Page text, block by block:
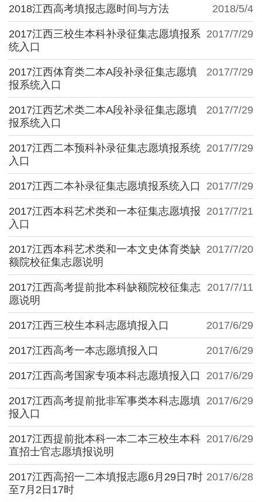
2018/5/4
2018江西高考填报志愿时间与方法
2017/7/29
2017江西三校生本科补录征集志愿填报系
统入口
2017/7/29
2017江西体育类二本A段补录征集志愿填
报系统入口
2017/7/29
2017江西艺术类二本A段补录征集志愿填
报系统入口
2017/7/29
2017江西二本预科补录征集志愿填报系统
入口
2017/7/29
2017江西二本补录征集志愿填报系统入口
2017/7/21
2017江西本科艺术类和一本征集志愿填报
入口
2017/7/20
2017江西本科艺术类和一本文史体育类缺
额院校征集志愿说明
2017/7/11
2017江西高考提前批本科缺额院校征集志
愿说明
2017/6/29
2017江西三校生本科志愿填报入口
2017/6/29
2017江西高考一本志愿填报入口
2017/6/29
2017江西高考国家专项本科志愿填报入口
2017/6/29
2017江西高考提前批非军事类本科志愿填
报入口
2017/6/29
2017江西提前批本科一本二本三校生本科
直招士官志愿填报说明
2017/6/28
2017江西高招一二本填报志愿6月29日7时
至7月2日17时